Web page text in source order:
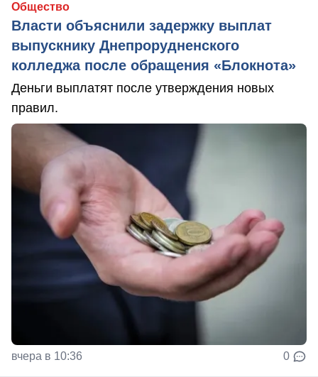
Общество
Власти объяснили задержку выплат
выпускнику Днепрорудненского
колледжа после обращения «Блокнота»
Деньги выплатят после утверждения новых
правил.
вчера в 10:36 0